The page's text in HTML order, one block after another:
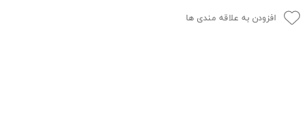
افزودن به علاقه مندی ها